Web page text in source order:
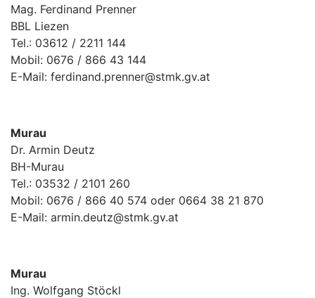
Mag. Ferdinand Prenner
BBL Liezen
Tel.: 03612 / 2211 144
Mobil: 0676 / 866 43 144
E-Mail: ferdinand.prenner@stmk.gv.at
Murau
Dr. Armin Deutz
BH-Murau
Tel.: 03532 / 2101 260
Mobil: 0676 / 866 40 574 oder 0664 38 21 870
E-Mail: armin.deutz@stmk.gv.at
Murau
Ing. Wolfgang Stöckl